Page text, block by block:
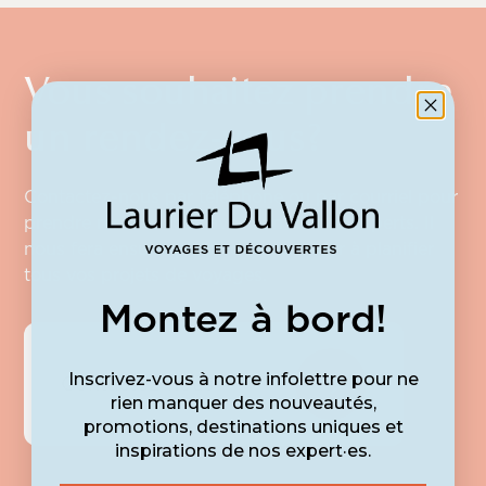
Vous souhaitez prendre
un rendez-vous?
Contactez-nous par téléphone ou par courriel pour
prendre rendez-vous avec l’un de nos experts. Il
nous fera ensuite plaisir de vous aider à planifier
tous vos projets de voyages.
Contactez-nous
Montez à bord!
Inscrivez-vous à notre infolettre pour ne
rien manquer des nouveautés,
promotions, destinations uniques et
inspirations de nos expert·es.